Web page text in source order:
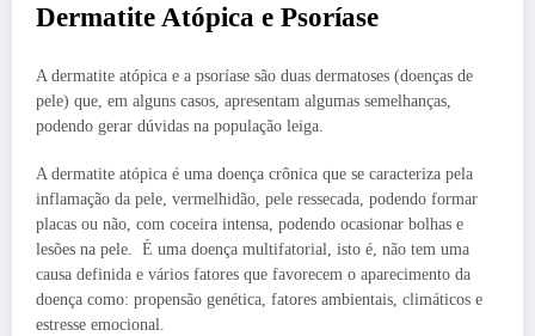
Dermatite Atópica e Psoríase
A dermatite atópica e a psoríase são duas dermatoses (doenças de
pele) que, em alguns casos, apresentam algumas semelhanças,
podendo gerar dúvidas na população leiga.
A dermatite atópica é uma doença crônica que se caracteriza pela
inflamação da pele, vermelhidão, pele ressecada, podendo formar
placas ou não, com coceira intensa, podendo ocasionar bolhas e
lesões na pele. É uma doença multifatorial, isto é, não tem uma
causa definida e vários fatores que favorecem o aparecimento da
doença como: propensão genética, fatores ambientais, climáticos e
estresse emocional.